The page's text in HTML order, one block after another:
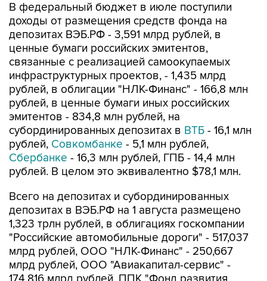
В федеральный бюджет в июле поступили
доходы от размещения средств фонда на
депозитах ВЭБ.РФ - 3,591 млрд рублей, в
ценные бумаги российских эмитентов,
связанные с реализацией самоокупаемых
инфраструктурных проектов, - 1,435 млрд
рублей, в облигации "НЛК-Финанс" - 166,8 млн
рублей, в ценные бумаги иных российских
эмитентов - 834,8 млн рублей, на
субординированных депозитах в ВТБ - 16,1 млн
рублей, Совкомбанке - 5,1 млн рублей,
Сбербанке - 16,3 млн рублей, ГПБ - 14,4 млн
рублей. В целом это эквивалентно $78,1 млн.
Всего на депозитах и субординированных
депозитах в ВЭБ.РФ на 1 августа размещено
1,323 трлн рублей, в облигациях госкомпании
"Российские автомобильные дороги" - 517,037
млрд рублей, ООО "НЛК-Финанс" - 250,667
млрд рублей, ООО "Авиакапитал-сервис" -